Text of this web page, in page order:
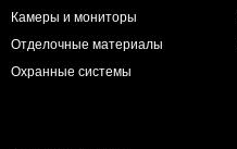
Камеры и мониторы
Отделочные материалы
Охранные системы